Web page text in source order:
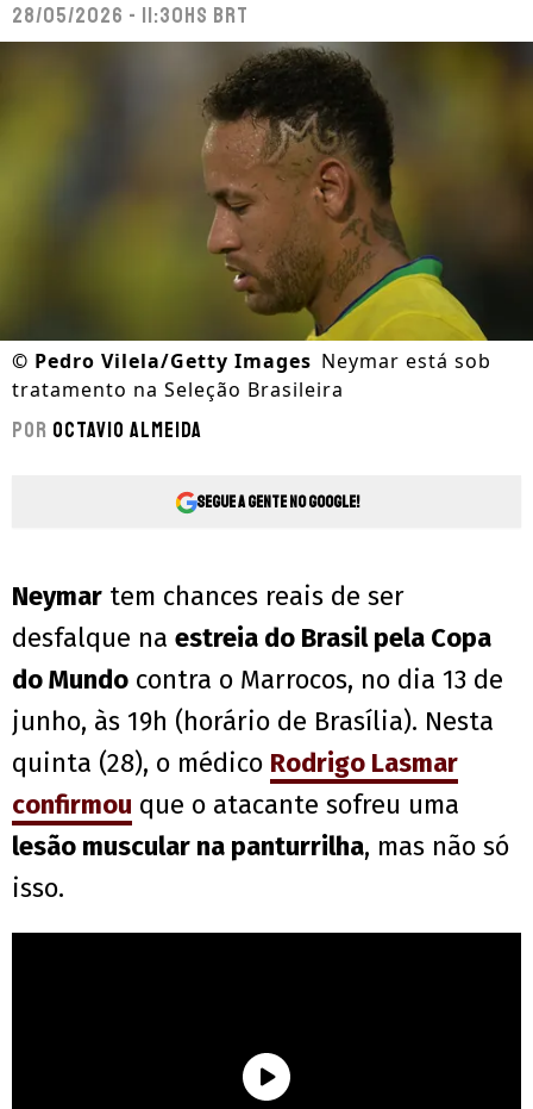
28/05/2026 - 11:30hs BRT
© Pedro Vilela/Getty Images Neymar está sob
tratamento na Seleção Brasileira
Por Octavio Almeida
Segue a gente no Google!
Neymar tem chances reais de ser
desfalque na estreia do Brasil pela Copa
do Mundo contra o Marrocos, no dia 13 de
junho, às 19h (horário de Brasília). Nesta
quinta (28), o médico Rodrigo Lasmar
confirmou que o atacante sofreu uma
lesão muscular na panturrilha, mas não só
isso.